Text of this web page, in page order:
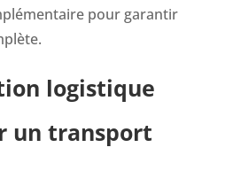
pour garantir
logistique
un transport